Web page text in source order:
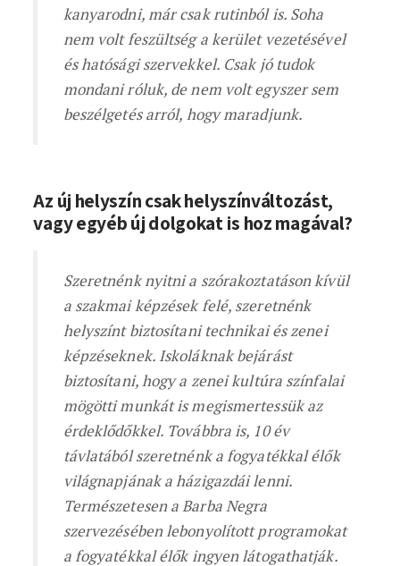
kanyarodni, már csak rutinból is. Soha
nem volt feszültség a kerület vezetésével
és hatósági szervekkel. Csak jó tudok
mondani róluk, de nem volt egyszer sem
beszélgetés arról, hogy maradjunk.
Az új helyszín csak helyszínváltozást,
vagy egyéb új dolgokat is hoz magával?
Szeretnénk nyitni a szórakoztatáson kívül
a szakmai képzések felé, szeretnénk
helyszínt biztosítani technikai és zenei
képzéseknek. Iskoláknak bejárást
biztosítani, hogy a zenei kultúra színfalai
mögötti munkát is megismertessük az
érdeklődőkkel. Továbbra is, 10 év
távlatából szeretnénk a fogyatékkal élők
világnapjának a házigazdái lenni.
Természetesen a Barba Negra
szervezésében lebonyolított programokat
a fogyatékkal élők ingyen látogathatják.